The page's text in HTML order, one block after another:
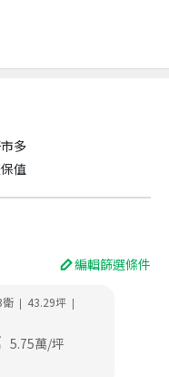
多
值
編輯篩選條件
衛 | 43.29坪 |
5.75萬/坪